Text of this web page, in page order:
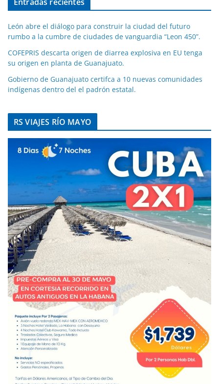
Entradas recientes
León abre el diálogo para construir la ciudad del futuro
rumbo a la cumbre de ciudades de vanguardia “Leon 450”.
COFEPRIS descarta origen de diarrea explosiva en EU tenga
su origen en planta de Guanajuato.
Gobierno de Guanajuato certifca a 10 nuevas comunidades
indígenas dentro del el padrón estatal.
RS VIAJES RÍO MAYO